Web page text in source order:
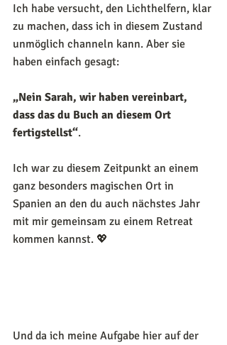
Ich habe versucht, den Lichthelfern, klar
zu machen, dass ich in diesem Zustand
unmöglich channeln kann. Aber sie
haben einfach gesagt:
„Nein Sarah, wir haben vereinbart,
dass das du Buch an diesem Ort
fertigstellst“.
Ich war zu diesem Zeitpunkt an einem
ganz besonders magischen Ort in
Spanien an den du auch nächstes Jahr
mit mir gemeinsam zu einem Retreat
kommen kannst. 💖
Und da ich meine Aufgabe hier auf der